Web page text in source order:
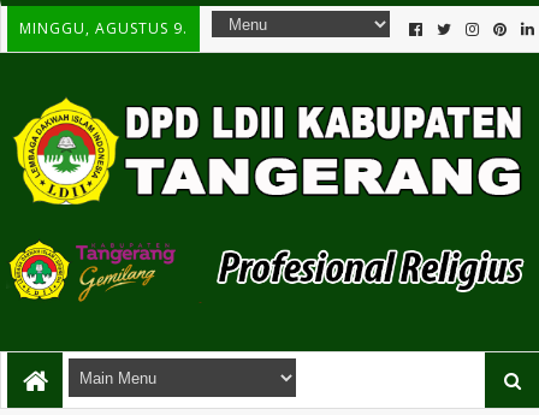
MINGGU, AGUSTUS 9.